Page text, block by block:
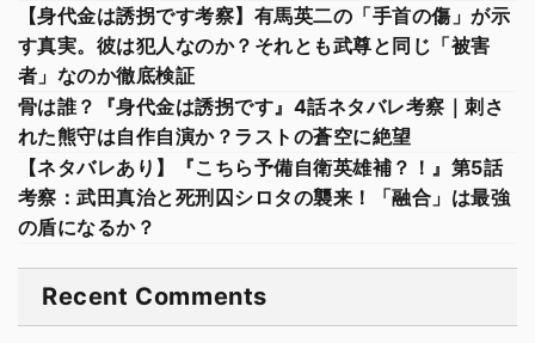
【身代金は誘拐です考察】有馬英二の「手首の傷」が示
す真実。彼は犯人なのか？それとも武尊と同じ「被害
者」なのか徹底検証
骨は誰？『身代金は誘拐です』4話ネタバレ考察｜刺さ
れた熊守は自作自演か？ラストの蒼空に絶望
【ネタバレあり】『こちら予備自衛英雄補？！』第5話
考察：武田真治と死刑囚シロタの襲来！「融合」は最強
の盾になるか？
Recent Comments